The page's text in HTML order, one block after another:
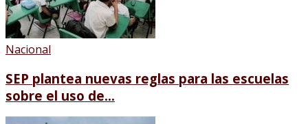
Nacional
SEP plantea nuevas reglas para las escuelas
sobre el uso de...